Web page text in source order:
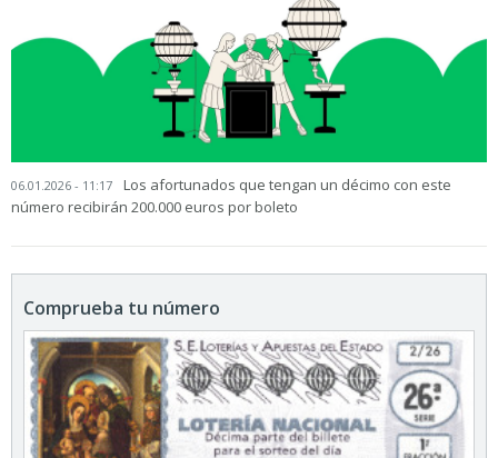
06.01.2026 - 11:17
Los afortunados que tengan un décimo con este
número recibirán 200.000 euros por boleto
Comprueba tu número